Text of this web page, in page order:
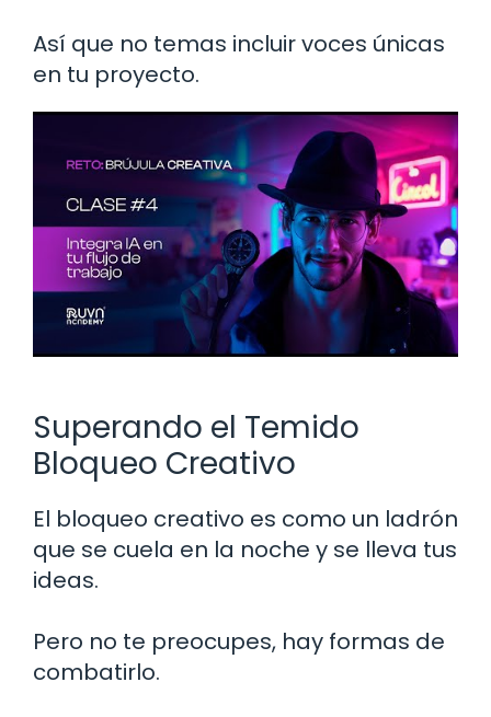
Así que no temas incluir voces únicas
en tu proyecto.
Superando el Temido
Bloqueo Creativo
El bloqueo creativo es como un ladrón
que se cuela en la noche y se lleva tus
ideas.
Pero no te preocupes, hay formas de
combatirlo.